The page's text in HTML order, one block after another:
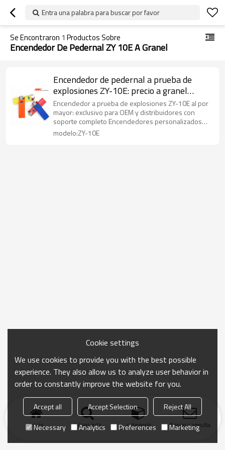
Entra una palabra para buscar por favor
Se Encontraron 1 Productos Sobre
Encendedor De Pedernal ZY 10E A Granel
Encendedor de pedernal a prueba de
explosiones ZY-10E: precio a granel
exclusivo para distribuidores y OEM,
encendedor a prueba de explosiones al
por mayor
Encendedor a prueba de explosiones ZY-10E al por
mayor: exclusivo para OEM y distribuidores con
soporte completo Encendedores personalizados
para marcas
modelo:ZY-10E
Inicio búsqueda categoría Enviar consulta
Cookie settings
We use cookies to provide you with the best possible
experience. They also allow us to analyze user behavior in
order to constantly improve the website for you.
Accept all Accept Selection
Reject All
Necessary
Analytics Preferences Marketing